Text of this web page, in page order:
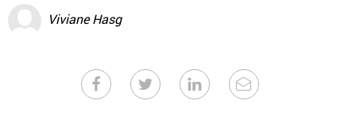
Viviane Hasg